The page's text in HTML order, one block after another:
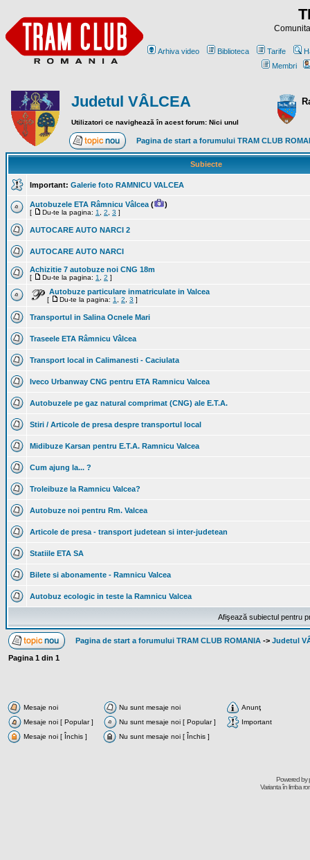
Arhiva video Biblioteca Tarife
Membri
Judetul VÂLCEA
Utilizatori ce navighează în acest forum: Nici unul
Pagina de start a forumului TRAM CLUB
Subiecte
Important: Galerie foto RAMNICU VALCEA
Autobuzele ETA Râmnicu Vâlcea ( )
[ Du-te la pagina: 1 2 3 ]
AUTOCARE AUTO NARCI 2
AUTOCARE AUTO NARCI
Achizitie 7 autobuze noi CNG 18m
[ Du-te la pagina: 1 2 ]
Autobuze particulare inmatriculate in Valcea
[ Du-te la pagina: 1 2 3 ]
Transportul in Salina Ocnele Mari
Traseele ETA Râmnicu Vâlcea
Transport local in Calimanesti - Caciulata
Iveco Urbanway CNG pentru ETA Ramnicu Valcea
Autobuzele pe gaz natural comprimat (CNG) ale E.T.A.
Stiri / Articole de presa despre transportul local
Midibuze Karsan pentru E.T.A. Ramnicu Valcea
Cum ajung la... ?
Troleibuze la Ramnicu Valcea?
Autobuze noi pentru Rm. Valcea
Articole de presa - transport judetean si inter-judetean
Statiile ETA SA
Bilete si abonamente - Ramnicu Valcea
Autobuz ecologic in teste la Ramnicu Valcea
Afişează subiectul pentru
Pagina de start a forumului TRAM CLUB ROMANIA -> Judetul
Pagina 1 din 1
Mesaje noi Nu sunt mesaje noi
Anunţ
Mesaje noi [ Popular ]
Nu sunt mesaje noi [ Popular ]
Important
Mesaje noi [ Închis ]
Nu sunt mesaje noi [ Închis ]
Powered by
Varianta în limba